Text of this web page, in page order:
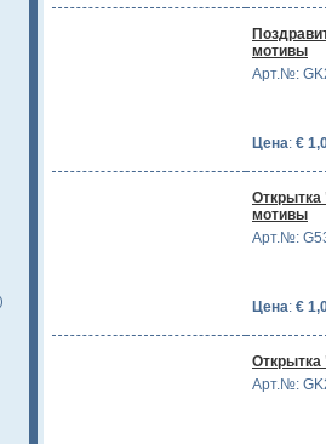
мотивы
Арт.№:
Цена: €
мотивы
Арт.№:
Цена: €
Арт.№: